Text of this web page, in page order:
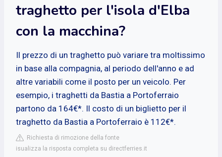
traghetto per l'isola d'Elba
con la macchina?
Il prezzo di un traghetto può variare tra moltissimo
in base alla compagnia, al periodo dell'anno e ad
altre variabili come il posto per un veicolo. Per
esempio, i traghetti da Bastia a Portoferraio
partono da 164€*. Il costo di un biglietto per il
traghetto da Bastia a Portoferraio è 112€*.
Richiesta di rimozione della fonte
isualizza la risposta completa su directferries.it